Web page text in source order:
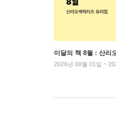
이달의 책 8월 : 산리
2026년 08월 01일 ~